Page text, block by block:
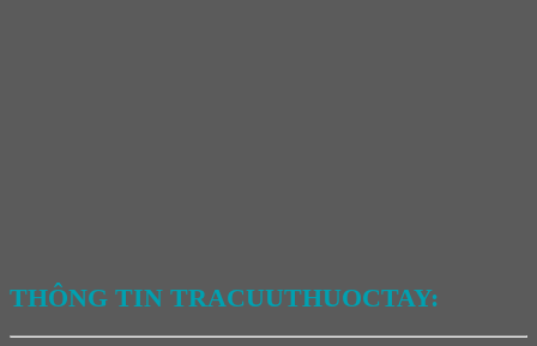
THÔNG TIN TRACUUTHUOCTAY: